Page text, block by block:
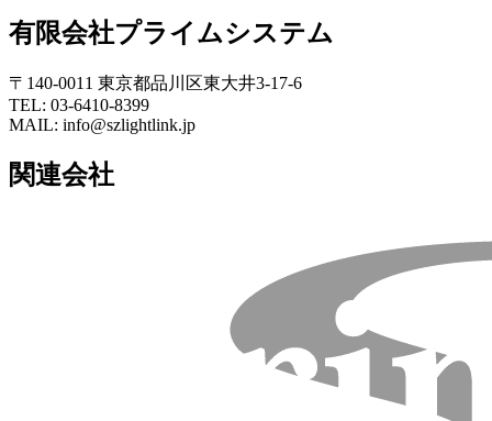
有限会社プライムシステム
〒140-0011 東京都品川区東大井3-17-6
TEL: 03-6410-8399
MAIL: info@szlightlink.jp
関連会社